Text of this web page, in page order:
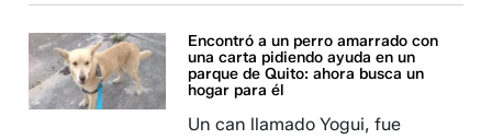
Encontró a un perro amarrado con
una carta pidiendo ayuda en un
parque de Quito: ahora busca un
hogar para él
Un can llamado Yogui, fue